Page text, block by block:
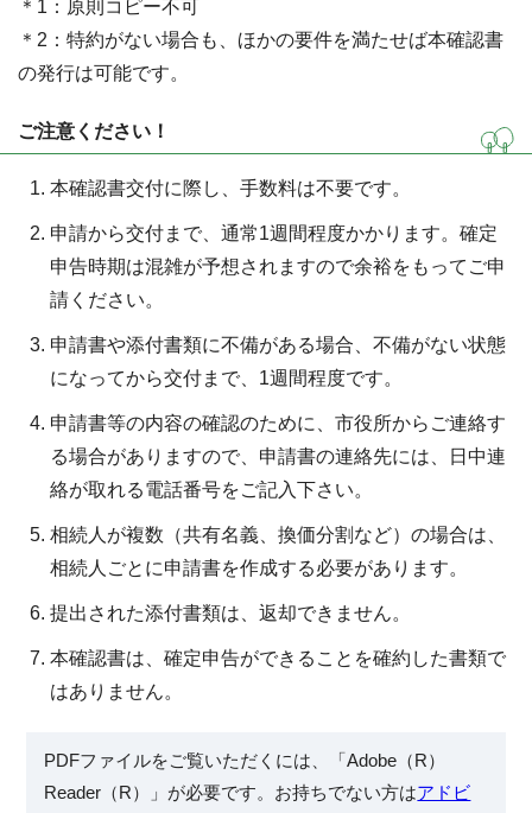
＊1：原則コピー不可
＊2：特約がない場合も、ほかの要件を満たせば本確認書
の発行は可能です。
ご注意ください！
本確認書交付に際し、手数料は不要です。
申請から交付まで、通常1週間程度かかります。確定
申告時期は混雑が予想されますので余裕をもってご申
請ください。
申請書や添付書類に不備がある場合、不備がない状態
になってから交付まで、1週間程度です。
申請書等の内容の確認のために、市役所からご連絡す
る場合がありますので、申請書の連絡先には、日中連
絡が取れる電話番号をご記入下さい。
相続人が複数（共有名義、換価分割など）の場合は、
相続人ごとに申請書を作成する必要があります。
提出された添付書類は、返却できません。
本確認書は、確定申告ができることを確約した書類で
はありません。
PDFファイルをご覧いただくには、「Adobe（R）
Reader（R）」が必要です。お持ちでない方はアドビ